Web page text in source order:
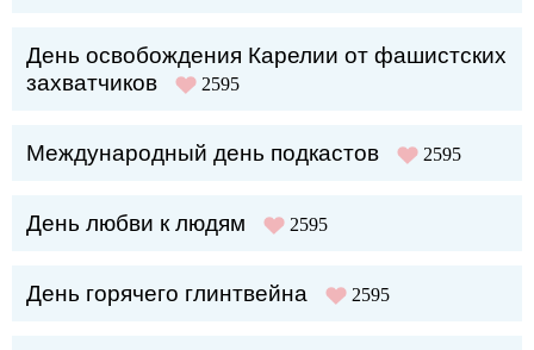
День освобождения Карелии от фашистских
захватчиков
2595
Международный день подкастов 2595
День любви к людям 2595
День горячего глинтвейна 2595